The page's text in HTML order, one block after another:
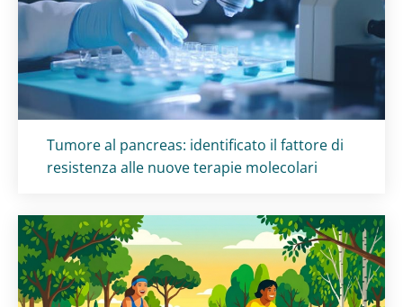
Titolo card:
Tumore al pancreas: identificato il fattore di
resistenza alle nuove terapie molecolari